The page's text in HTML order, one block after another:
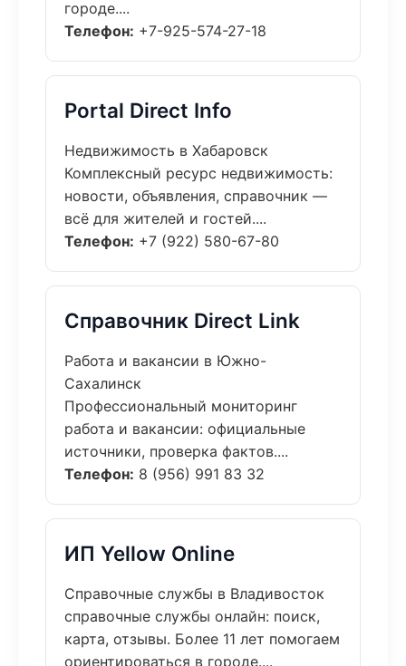
городе....
Телефон: +7-925-574-27-18
Portal Direct Info
Недвижимость в Хабаровск
Комплексный ресурс недвижимость:
новости, объявления, справочник —
всё для жителей и гостей....
Телефон: +7 (922) 580-67-80
Справочник Direct Link
Работа и вакансии в Южно-
Сахалинск
Профессиональный мониторинг
работа и вакансии: официальные
источники, проверка фактов....
Телефон: 8 (956) 991 83 32
ИП Yellow Online
Справочные службы в Владивосток
справочные службы онлайн: поиск,
карта, отзывы. Более 11 лет помогаем
ориентироваться в городе....